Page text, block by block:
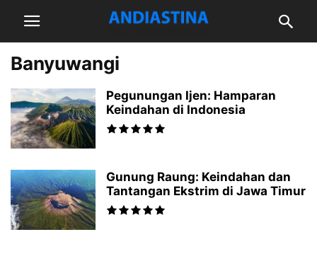
Banyuwangi
Pegunungan Ijen: Hamparan
Keindahan di Indonesia
Gunung Raung: Keindahan dan
Tantangan Ekstrim di Jawa Timur